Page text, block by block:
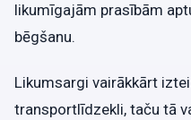
likumīgajām prasībām
bēgšanu.
Likumsargi vairākkārt
transportlīdzekli, taču tā